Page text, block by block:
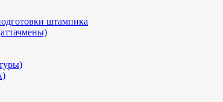
штампика